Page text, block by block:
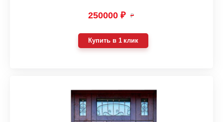
250000 ₽ ₽
Купить в 1 клик